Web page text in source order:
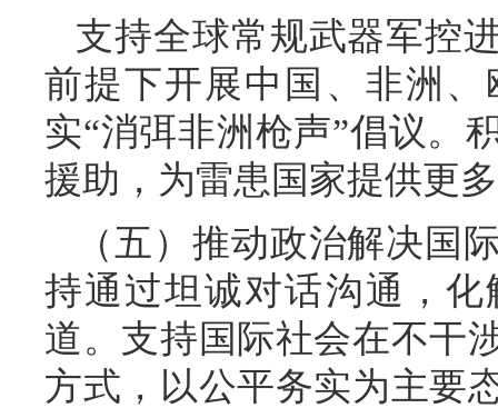
支持全球常规武器军控
前提下开展中国、非洲
实“消弭非洲枪声”倡议。
援助，为雷患国家提供更
（五）推动政治解决国
持通过坦诚对话沟通，
道。支持国际社会在不干
方式，以公平务实为主要